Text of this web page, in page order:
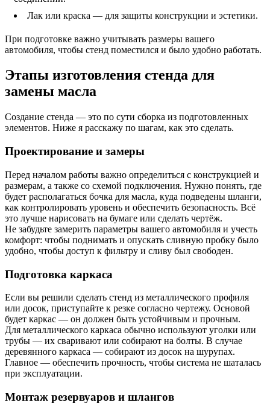
Лак или краска — для защиты конструкции и эстетики.
При подготовке важно учитывать размеры вашего
автомобиля, чтобы стенд поместился и было удобно работать.
Этапы изготовления стенда для
замены масла
Создание стенда — это по сути сборка из подготовленных
элементов. Ниже я расскажу по шагам, как это сделать.
Проектирование и замеры
Перед началом работы важно определиться с конструкцией и
размерам, а также со схемой подключения. Нужно понять, где
будет располагаться бочка для масла, куда подведены шланги,
как контролировать уровень и обеспечить безопасность. Всё
это лучше нарисовать на бумаге или сделать чертёж.
Не забудьте замерить параметры вашего автомобиля и учесть
комфорт: чтобы поднимать и опускать сливную пробку было
удобно, чтобы доступ к фильтру и сливу был свободен.
Подготовка каркаса
Если вы решили сделать стенд из металлического профиля
или досок, приступайте к резке согласно чертежу. Основой
будет каркас — он должен быть устойчивым и прочным.
Для металлического каркаса обычно используют уголки или
трубы — их сваривают или собирают на болты. В случае
деревянного каркаса — собирают из досок на шурупах.
Главное — обеспечить прочность, чтобы система не шаталась
при эксплуатации.
Монтаж резервуаров и шлангов